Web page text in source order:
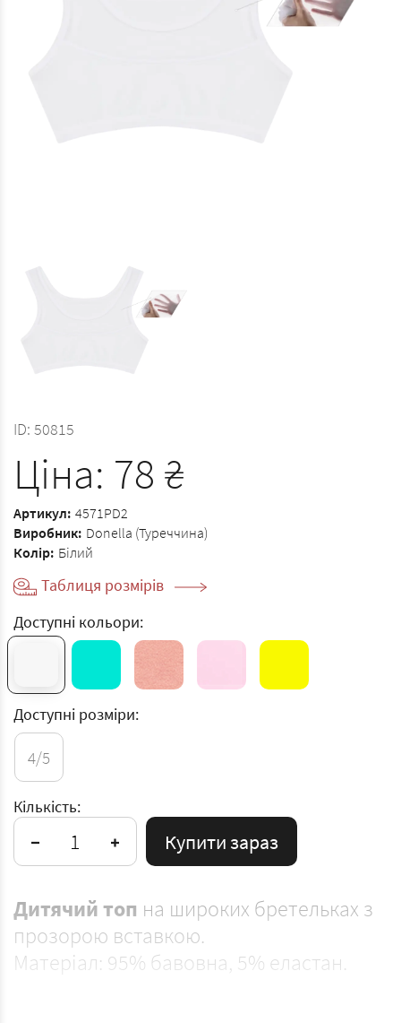
ID: 50815
Ціна: 78 ₴
Артикул: 4571PD2
Виробник: Donella (Туреччина)
Колір: Білий
Таблиця розмірів
Доступні кольори:
Доступні розміри:
4/5
Кількість:
Купити зараз
Дитячийтоп на широких бретельках з
прозорою вставкою.
Матеріал: 95% бавовна, 5% еластан.